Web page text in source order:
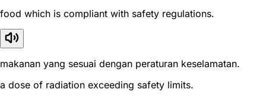
food which is compliant with safety regulations.
makanan yang sesuai dengan peraturan keselamatan.
a dose of radiation exceeding safety limits.